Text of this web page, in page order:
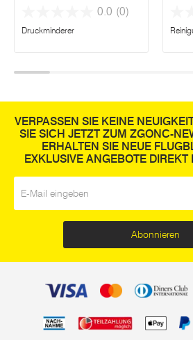
0.0 (0)
Druckminderer
VERPASSEN SIE KEINE
SIE SICH JETZT ZUM ZGONC-
ERHALTEN SIE NEUE
EXKLUSIVE ANGEBOTE DIREKT
Abonnieren